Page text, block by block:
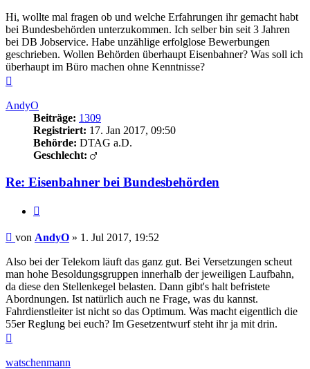
Hi, wollte mal fragen ob und welche Erfahrungen ihr gemacht habt
bei Bundesbehörden unterzukommen. Ich selber bin seit 3 Jahren
bei DB Jobservice. Habe unzählige erfolglose Bewerbungen
geschrieben. Wollen Behörden überhaupt Eisenbahner? Was soll ich
überhaupt im Büro machen ohne Kenntnisse?
AndyO
Beiträge: 1309
Registriert: 17. Jan 2017, 09:50
Behörde: DTAG a.D.
Geschlecht:
Re: Eisenbahner bei Bundesbehörden
Beitrag
von AndyO » 1. Jul 2017, 19:52
Also bei der Telekom läuft das ganz gut. Bei Versetzungen scheut
man hohe Besoldungsgruppen innerhalb der jeweiligen Laufbahn,
da diese den Stellenkegel belasten. Dann gibt's halt befristete
Abordnungen. Ist natürlich auch ne Frage, was du kannst.
Fahrdienstleiter ist nicht so das Optimum. Was macht eigentlich die
55er Reglung bei euch? Im Gesetzentwurf steht ihr ja mit drin.
watschenmann